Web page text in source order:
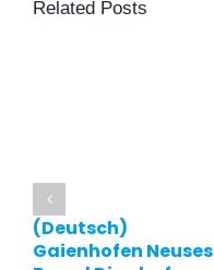
Related Posts
(Deutsch)
Gaienhofen Neuses